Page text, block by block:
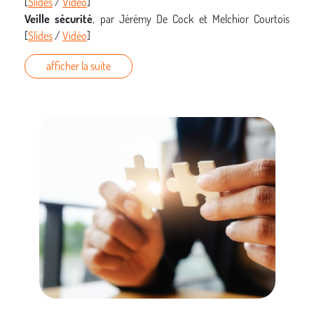
Veille sécurité, par Jérémy De Cock et Melchior Courtois
[Slides/Vidéo]
afficher la suite